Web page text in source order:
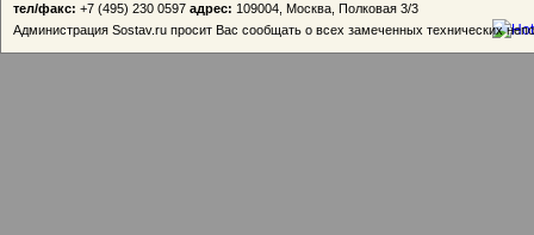
тел/факс: +7 (495) 230 0597 адрес: 109004, Москва, Полковая 3/3
Администрация Sostav.ru просит Вас сообщать о всех замеченных технических